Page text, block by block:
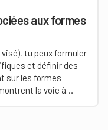
aux formes
tu peux formuler
et définir des
sur les formes
la voie à